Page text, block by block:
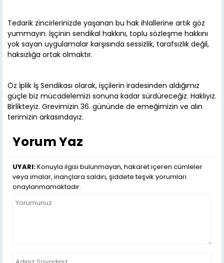
Tedarik zincirlerinizde yaşanan bu hak ihlallerine artık göz
yummayın. İşçinin sendikal hakkını, toplu sözleşme hakkını
yok sayan uygulamalar karşısında sessizlik, tarafsızlık değil,
haksızlığa ortak olmaktır.
Öz İplik İş Sendikası olarak, işçilerin iradesinden aldığımız
güçle biz mücadelemizi sonuna kadar sürdüreceğiz. Haklıyız.
Birlikteyiz. Grevimizin 36. gününde de emeğimizin ve alın
terimizin arkasındayız.
Yorum Yaz
UYARI:Konuyla ilgisi bulunmayan, hakaret içeren cümleler
veya imalar, inançlara saldırı, şiddete teşvik yorumları
onaylanmamaktadır.